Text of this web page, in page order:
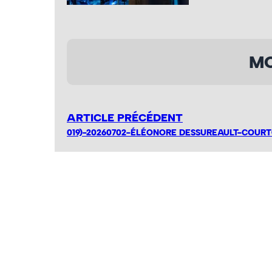
ARTICLE PRÉCÉDENT
019)-20260702-ÉLÉONORE DESSUREAULT-